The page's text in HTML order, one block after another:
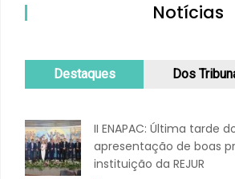
Notícias
Destaques Dos
II ENAPAC: Última tarde
apresentação de boas
instituição da REJUR